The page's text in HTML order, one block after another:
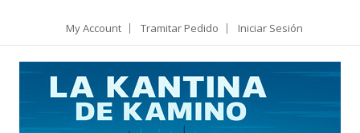
My Account Tramitar Pedido Iniciar Sesión